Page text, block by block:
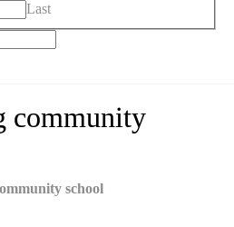
Last
community
school